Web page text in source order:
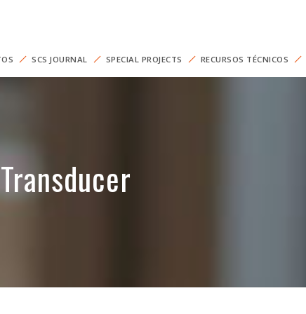
SCS JOURNAL SPECIAL PROJECTS RECURSOS TÉCNICOS
Transducer